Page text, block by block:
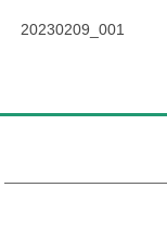
20230209_001